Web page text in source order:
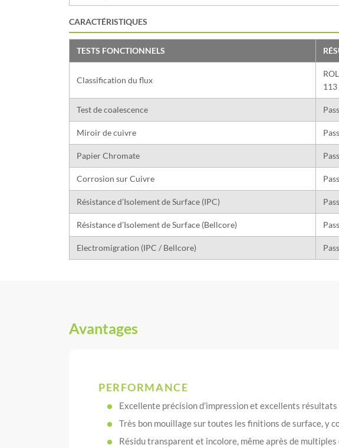
CARACTÉRISTIQUES
TESTS FONCTIONNELS
Classification du flux
113
Test de coalescence
Miroir de cuivre
Papier Chromate
Corrosion sur Cuivre
Résistance d’Isolement de Surface (IPC)
Résistance d’Isolement de Surface (Bellcore)
Electromigration (IPC / Bellcore)
Avantages
PERFORMANCE
Excellente précision d’impression et excellents
Très bon mouillage sur toutes les finitions de surface, y
Résidu transparent et incolore, même après de multiples